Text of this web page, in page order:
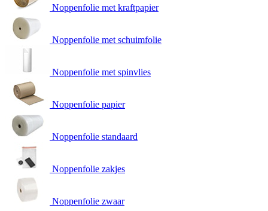
Noppenfolie met kraftpapier
Noppenfolie met schuimfolie
Noppenfolie met spinvlies
Noppenfolie papier
Noppenfolie standaard
Noppenfolie zakjes
Noppenfolie zwaar